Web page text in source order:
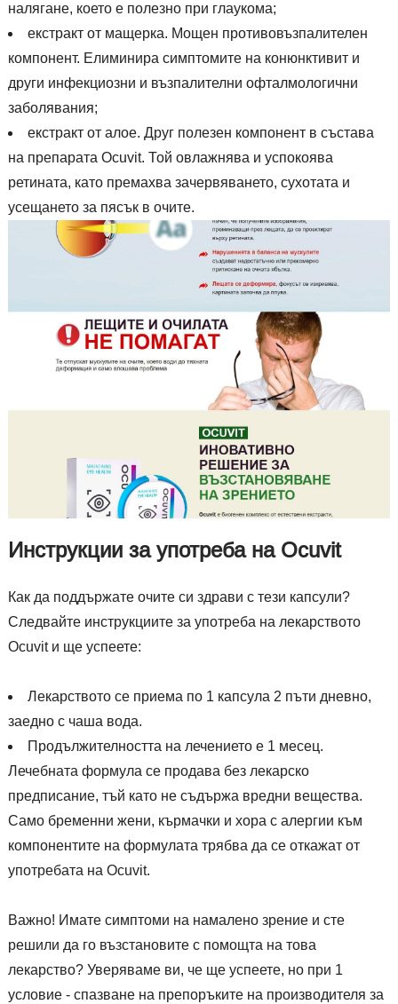
налягане, което е полезно при глаукома;
екстракт от мащерка. Мощен противовъзпалителен
компонент. Елиминира симптомите на конюнктивит и
други инфекциозни и възпалителни офталмологични
заболявания;
екстракт от алое. Друг полезен компонент в състава
на препарата Ocuvit. Той овлажнява и успокоява
ретината, като премахва зачервяването, сухотата и
усещането за пясък в очите.
Инструкции за употреба на Ocuvit
Как да поддържате очите си здрави с тези капсули?
Следвайте инструкциите за употреба на лекарството
Ocuvit и ще успеете:
Лекарството се приема по 1 капсула 2 пъти дневно,
заедно с чаша вода.
Продължителността на лечението е 1 месец.
Лечебната формула се продава без лекарско
предписание, тъй като не съдържа вредни вещества.
Само бременни жени, кърмачки и хора с алергии към
компонентите на формулата трябва да се откажат от
употребата на Ocuvit.
Важно! Имате симптоми на намалено зрение и сте
решили да го възстановите с помощта на това
лекарство? Уверяваме ви, че ще успеете, но при 1
условие - спазване на препоръките на производителя за